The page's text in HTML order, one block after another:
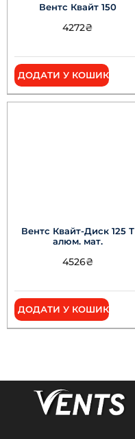
Вентс Квайт 150
4272₴
ДОДАТИ У КОШИК
Вентс Квайт-Диск 125 Т
алюм. мат.
4526₴
ДОДАТИ У КОШИК